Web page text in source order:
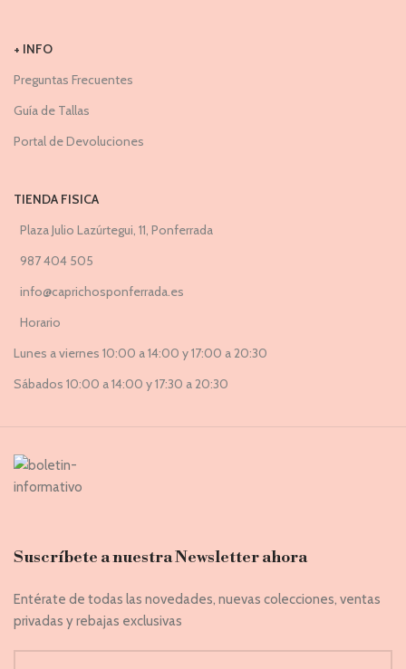
+ INFO
Preguntas Frecuentes
Guía de Tallas
Portal de Devoluciones
TIENDA FISICA
Plaza Julio Lazúrtegui, 11, Ponferrada
987 404 505
info@caprichosponferrada.es
Horario
Lunes a viernes 10:00 a 14:00 y 17:00 a 20:30
Sábados 10:00 a 14:00 y 17:30 a 20:30
Suscríbete a nuestra Newsletter ahora
Entérate de todas las novedades, nuevas colecciones, ventas
privadas y rebajas exclusivas